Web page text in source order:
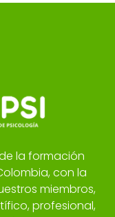
la formación
con la
miembros,
profesional,